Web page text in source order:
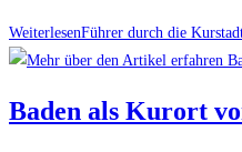
WeiterlesenFührer durch die
Baden als Kurort